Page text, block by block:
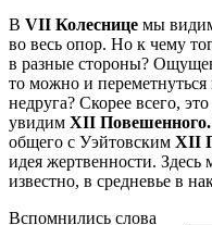
В VII Колеснице мы
во весь опор. Но к чему
в разные стороны?
то можно и
недруга? Скорее всего,
увидим XII Повешенного.
общего с Уэйтовским XII
идея жертвенности.
известно, в средневье в
Вспомнились слова